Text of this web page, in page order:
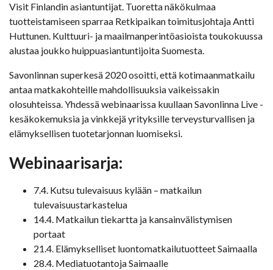
Visit Finlandin asiantuntijat. Tuoretta näkökulmaa
tuotteistamiseen sparraa Retkipaikan toimitusjohtaja Antti
Huttunen. Kulttuuri- ja maailmanperintöasioista toukokuussa
alustaa joukko huippuasiantuntijoita Suomesta.
Savonlinnan superkesä 2020 osoitti, että kotimaanmatkailu
antaa matkakohteille mahdollisuuksia vaikeissakin
olosuhteissa. Yhdessä webinaarissa kuullaan Savonlinna Live -
kesäkokemuksia ja vinkkejä yrityksille terveysturvallisen ja
elämyksellisen tuotetarjonnan luomiseksi.
Webinaarisarja:
7.4. Kutsu tulevaisuus kylään – matkailun
tulevaisuustarkastelua
14.4. Matkailun tiekartta ja kansainvälistymisen
portaat
21.4. Elämykselliset luontomatkailutuotteet Saimaalla
28.4. Mediatuotantoja Saimaalle